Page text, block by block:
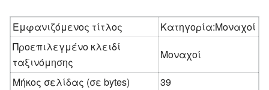
Εμφανιζόμενος τίτλος
Κατηγορία:Μοναχοί
Προεπιλεγμένο κλειδί
ταξινόμησης
Μοναχοί
Μήκος σελίδας (σε bytes)
39